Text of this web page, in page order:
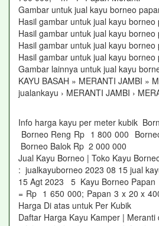
Gambar untuk jual kayu borneo
Hasil gambar untuk jual kayu borneo
Hasil gambar untuk jual kayu borneo
Hasil gambar untuk jual kayu borneo
Hasil gambar untuk jual kayu borneo
Gambar lainnya untuk jual kayu
KAYU BASAH » MERANTI JAMBI »
jualankayu › MERANTI JAMBI ›
Info harga kayu per meter kubik
Borneo Reng Rp 1 800 000
Borneo Balok Rp 2 000 000
Jual Kayu Borneo | Toko Kayu
: jualkayuborneo 2023 08 15 jual
15 Agt 2023 5 Kayu Borneo Papan
= Rp 1 650 000; Papan 3 x 20 x
Harga Di atas untuk Per Kubik
Daftar Harga Kayu Kamper |